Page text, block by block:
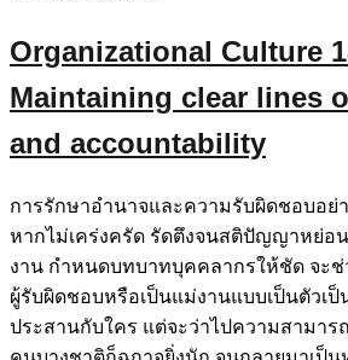
Organizational Culture
Maintaining clear lines
and accountability
การรักษาอำนาจและความรับผิดชอบอย่
หากไม่เคร่งครัด รัดตึงจนสติปัญญาหย่อ
งาน กำหนดบทบาทบุคคลากรให้ชัด จะ
ผู้รับผิดชอบหรือเป็นแม่งานแบบเป็นตัวเ
ประสานกับใคร แต่จะว่าไปความสามาร